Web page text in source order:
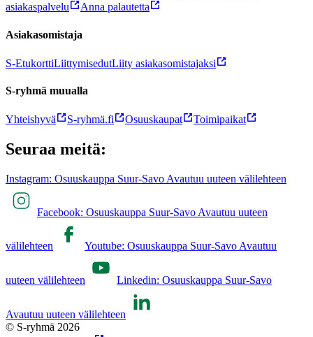
asiakaspalvelu
Anna palautetta
Asiakasomistaja
S-EtukorttiLiittymisedutLiity asiakasomistajaksi
S-ryhmä muualla
Yhteishyvä S-ryhmä.fi Osuuskaupat Toimipaikat
Seuraa meitä:
Instagram: Osuuskauppa Suur-Savo Avautuu uuteen välilehteen
Facebook: Osuuskauppa Suur-Savo Avautuu uuteen
välilehteen Youtube: Osuuskauppa Suur-Savo Avautuu
uuteen välilehteen Linkedin: Osuuskauppa Suur-Savo
Avautuu uuteen välilehteen
© S-ryhmä 2026